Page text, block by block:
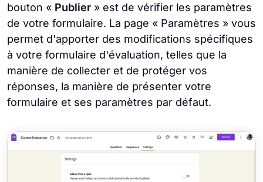
bouton « Publier » est de vérifier les paramètres
de votre formulaire. La page « Paramètres » vous
permet d'apporter des modifications spécifiques
à votre formulaire d'évaluation, telles que la
manière de collecter et de protéger vos
réponses, la manière de présenter votre
formulaire et ses paramètres par défaut.